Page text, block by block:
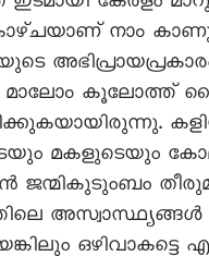
നാം
മാലോം കൂലോത്ത്
മകളുടെയും
ജന്മികുടുംബം
അസ്വാസ്ഥ്യങ്ങൾ
ഒഴിവാകട്ടെ